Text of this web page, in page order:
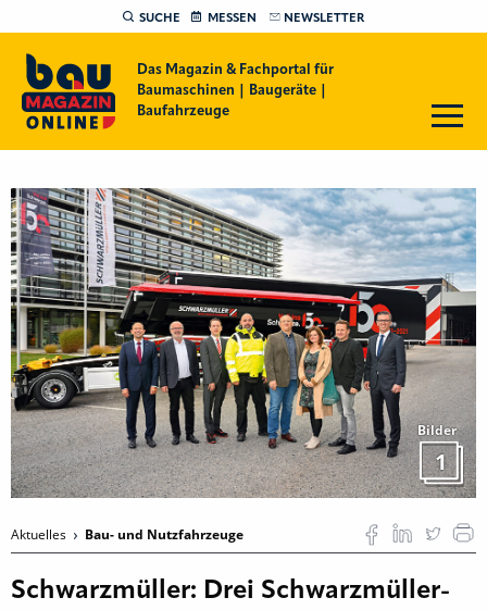
SUCHE MESSEN NEWSLETTER
Das Magazin & Fachportal für
Baumaschinen | Baugeräte |
Baufahrzeuge
Bilder
1
Aktuelles Bau- und Nutzfahrzeuge
Schwarzmüller: Drei Schwarzmüller-